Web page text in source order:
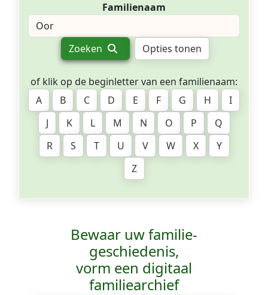
Familienaam
Zoeken Opties tonen
of klik op de beginletter van een familienaam:
A
B C D E F G H
I
J
K L M N O P
Q
R
S T U V W X
Y
Z
Bewaar uw familie­
geschiedenis,
vorm een digitaal
familiearchief